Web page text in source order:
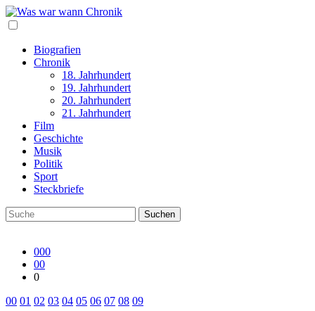
Biografien
Chronik
18. Jahrhundert
19. Jahrhundert
20. Jahrhundert
21. Jahrhundert
Film
Geschichte
Musik
Politik
Sport
Steckbriefe
000
00
0
00 01 02 03 04 05 06 07 08 09